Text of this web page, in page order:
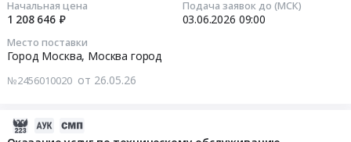
Начальная цена
1 208 646 ₽
Подача заявок до (МСК)
03.06.2026 09:00
Место поставки
Город Москва, Москва город
№2456010020 от 26.05.26